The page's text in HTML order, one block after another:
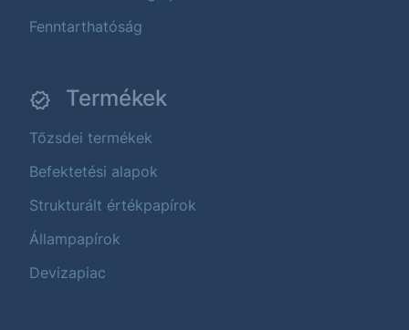
Fenntarthatóság
Termékek
Tőzsdei termékek
Befektetési alapok
Strukturált értékpapírok
Állampapírok
Devizapiac